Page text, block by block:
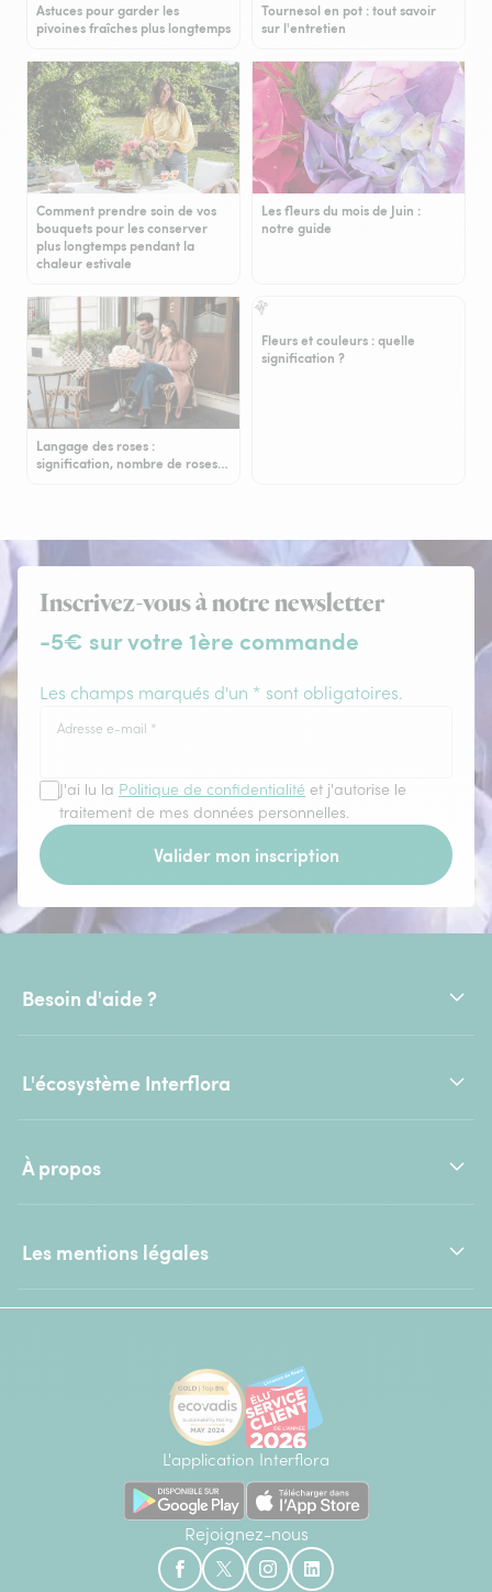
Astuces pour garder les
pivoines fraîches plus longtemps
Tournesol en pot : tout savoir
sur l'entretien
Comment prendre soin de vos
bouquets pour les conserver
plus longtemps pendant la
chaleur estivale
Les fleurs du mois de Juin :
notre guide
Langage des roses :
signification, nombre de roses…
Fleurs et couleurs : quelle
signification ?
Inscrivez-vous à notre newsletter
-5€ sur votre 1ère commande
Les champs marqués d'un * sont obligatoires.
Adresse e-mail *
J'ai lu la Politique de confidentialité et j'autorise le
traitement de mes données personnelles.
Valider mon inscription
Besoin d'aide ?
L'écosystème Interflora
À propos
Les mentions légales
L'application Interflora
Rejoignez-nous